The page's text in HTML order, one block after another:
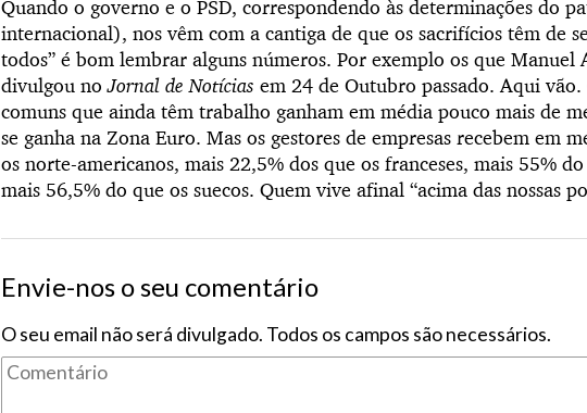
Quando o governo e o PSD, correspondendo às determinações do
internacional), nos vêm com a cantiga de que os sacrifícios têm de
todos” é bom lembrar alguns números. Por exemplo os que Manuel
divulgou noJornal de Notícias em 24 de Outubro passado. Aqui vão.
comuns que ainda têm trabalho ganham em média pouco mais de
se ganha na Zona Euro. Mas os gestores de empresas recebem em
os norte-americanos, mais 22,5% dos que os franceses, mais 55%
mais 56,5% do que os suecos. Quem vive afinal “acima das nossas
Envie-nos o seu comentário
O seu email não será divulgado. Todos os campos são necessários.